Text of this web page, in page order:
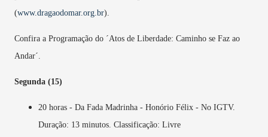
(www.dragaodomar.org.br).
Confira a Programação do ´Atos de Liberdade: Caminho se Faz ao
Andar´.
Segunda (15)
20 horas - Da Fada Madrinha - Honório Félix - No IGTV.
Duração: 13 minutos. Classificação: Livre